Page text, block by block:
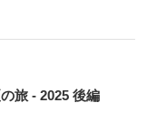
旅 - 2025 後編